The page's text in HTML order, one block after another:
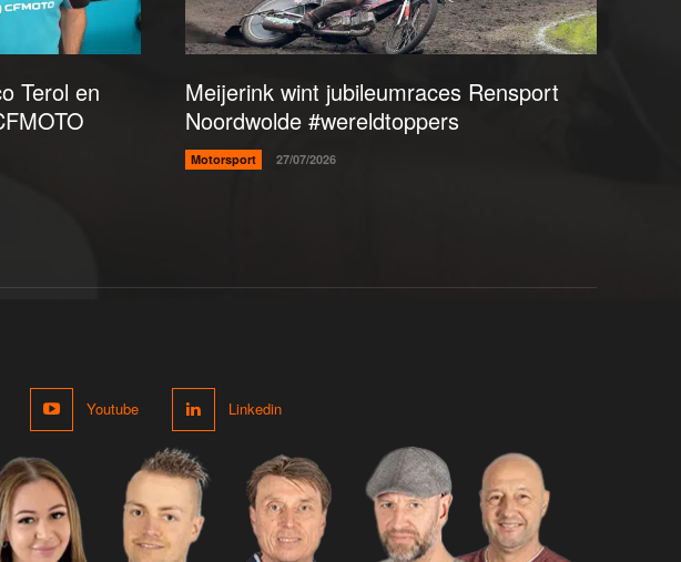
Terol en
Meijerink wint jubileumraces Rensport
Noordwolde #wereldtoppers
Motorsport 27/07/2026
Youtube Linkedin